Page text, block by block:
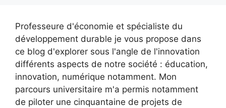
Professeure d'économie et spécialiste du
développement durable je vous propose dans
ce blog d'explorer sous l'angle de l'innovation
différents aspects de notre société : éducation,
innovation, numérique notamment. Mon
parcours universitaire m'a permis notamment
de piloter une cinquantaine de projets de